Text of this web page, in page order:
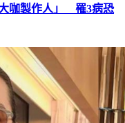
咖製作人」 罹3病恐